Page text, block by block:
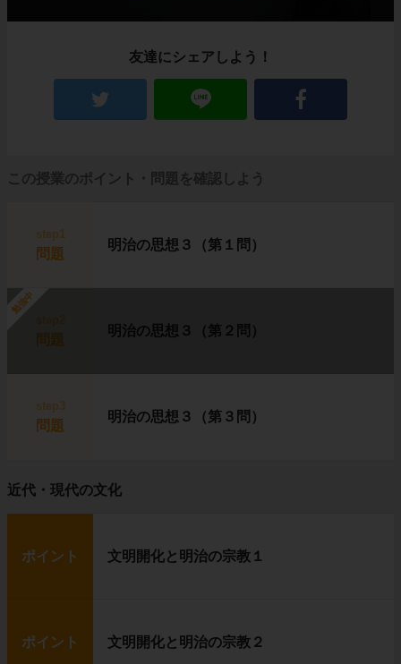
友達にシェアしよう！
この授業のポイント・問題を確認しよう
step1
問題
明治の思想３（第１問）
勉強中
問題
明治の思想３（第２問）
step3
問題
明治の思想３（第３問）
近代・現代の文化
ポイント 文明開化と明治の宗教１
ポイント 文明開化と明治の宗教２